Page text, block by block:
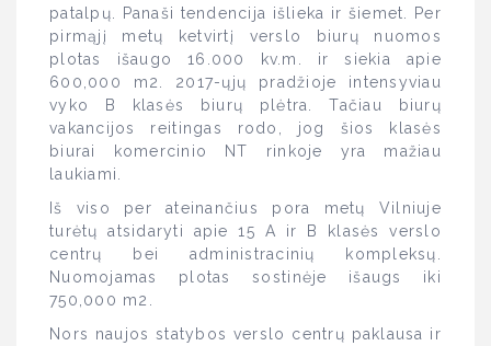
patalpų. Panaši tendencija išlieka ir šiemet. Per
pirmąjį metų ketvirtį verslo biurų nuomos
plotas išaugo 16.000 kv.m. ir siekia apie
600,000 m2. 2017-ųjų pradžioje intensyviau
vyko B klasės biurų plėtra. Tačiau biurų
vakancijos reitingas rodo, jog šios klasės
biurai komercinio NT rinkoje yra mažiau
laukiami.
Iš viso per ateinančius pora metų Vilniuje
turėtų atsidaryti apie 15 A ir B klasės verslo
centrų bei administracinių kompleksų.
Nuomojamas plotas sostinėje išaugs iki
750,000 m2.
Nors naujos statybos verslo centrų paklausa ir